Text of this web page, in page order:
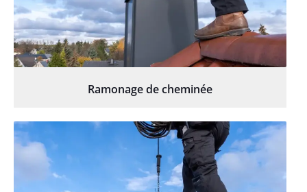
Ramonage de cheminée